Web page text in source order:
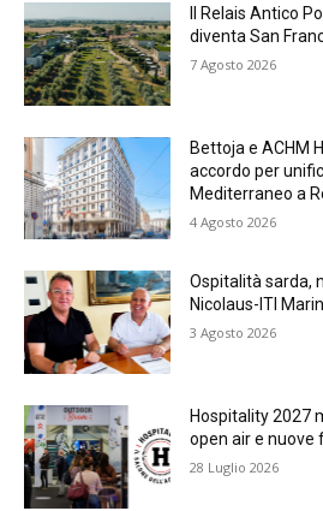
Il Relais Antico
diventa San
7 Agosto 2026
Bettoja e ACHM
accordo per
Mediterraneo a
4 Agosto 2026
Ospitalità sarda,
Nicolaus-ITI
3 Agosto 2026
Hospitality 2027
open air e nuove
28 Luglio 2026